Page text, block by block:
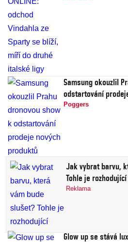
Samsung okouzlil
odstartování
Poggers
Jak vybrat barvu,
Tohle je rozhodující
Reklama
Glow up se stává